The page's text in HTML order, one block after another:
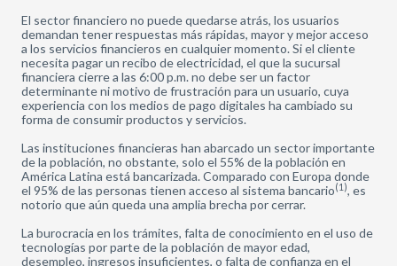
El sector financiero no puede quedarse atrás, los usuarios
demandan tener respuestas más rápidas, mayor y mejor acceso
a los servicios financieros en cualquier momento. Si el cliente
necesita pagar un recibo de electricidad, el que la sucursal
financiera cierre a las 6:00 p.m. no debe ser un factor
determinante ni motivo de frustración para un usuario, cuya
experiencia con los medios de pago digitales ha cambiado su
forma de consumir productos y servicios.
Las instituciones financieras han abarcado un sector importante
de la población, no obstante, solo el 55% de la población en
América Latina está bancarizada. Comparado con Europa donde
el 95% de las personas tienen acceso al sistema bancario(1), es
notorio que aún queda una amplia brecha por cerrar.
La burocracia en los trámites, falta de conocimiento en el uso de
tecnologías por parte de la población de mayor edad,
desempleo, ingresos insuficientes, o falta de confianza en el